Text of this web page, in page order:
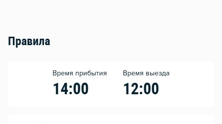
Правила
Время прибытия
14:00
Время выезда
12:00